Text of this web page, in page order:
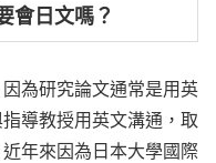
會日文嗎？
為研究論文通常是用英
導教授用英文溝通，取
年來因為日本大學國際